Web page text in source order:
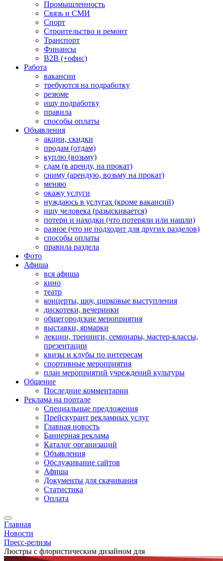
Промышленность
Связь и СМИ
Спорт
Строительство и ремонт
Транспорт
Финансы
B2B (+офис)
Работа
вакансии
требуются на подработку
резюме
ищу подработку
правила
способы оплаты
Объявления
акции, скидки
продам (отдам)
куплю (возьму)
сдам (в аренду, на прокат)
сниму (арендую, возьму на прокат)
меняю
окажу услуги
нуждаюсь в услугах (кроме вакансий)
ищу человека (разыскивается)
потери и находки (что потеряли или нашли)
разное (что не подходит для других разделов)
способы оплаты
правила раздела
Фото
Афиша
вся афиша
кино
театр
концерты, шоу, цирковые выступления
дискотеки, вечеринки
общегородские мероприятия
выставки, ярмарки
лекции, тренинги, семинары, мастер-классы,
презентации
квизы и клубы по интересам
спортивные мероприятия
план мероприятий учреждений культуры
Общение
Последние комментарии
Реклама на портале
Специальные предложения
Прейскурант рекламных услуг
Главная новость
Баннерная реклама
Каталог организаций
Объявления
Обслуживание сайтов
Афиша
Документы для скачивания
Статистика
Оплата
Главная
Новости
Пресс-релизы
Люстры с флористическим дизайном для